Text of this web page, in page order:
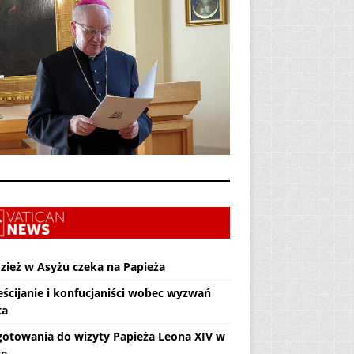
w Asyżu czeka na Papieża
i konfucjaniści wobec wyzwań
do wizyty Papieża Leona XIV w